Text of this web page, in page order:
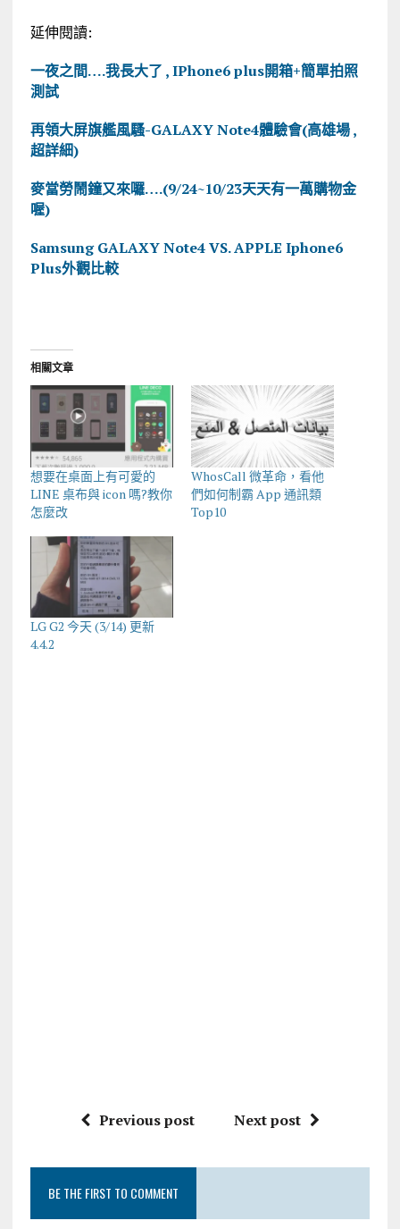
延伸閱讀:
一夜之間….我長大了 , IPhone6 plus開箱+簡單拍照
測試
再領大屏旗艦風騷-GALAXY Note4體驗會(高雄場 ,
超詳細)
麥當勞鬧鐘又來囉….(9/24~10/23天天有一萬購物金
喔)
Samsung GALAXY Note4 VS. APPLE Iphone6
Plus外觀比較
相關文章
想要在桌面上有可愛的
LINE 桌布與 icon 嗎?教你
怎麼改
WhosCall 微革命，看他
們如何制霸 App 通訊類
Top10
LG G2 今天 (3/14) 更新
4.4.2
Previous post Next post
BE THE FIRST TO COMMENT